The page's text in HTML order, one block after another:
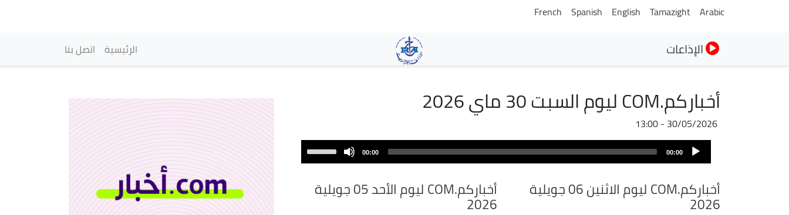
Arabic
Tamazight
English
Spanish
French
الإذاعات principale
الرئيسية اتصل بنا
أخباركم.COM ليوم السبت 30 ماي 2026
30/05/2026 - 13:00
Audio
Player
00:00
00:00
Up/Down
أخباركم.COM ليوم الاثنين 06 جويلية
2026
أخباركم.COM ليوم الأحد 05 جويلية
2026